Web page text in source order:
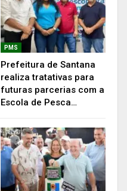
PMS
Prefeitura de Santana
realiza tratativas para
futuras parcerias com a
Escola de Pesca…